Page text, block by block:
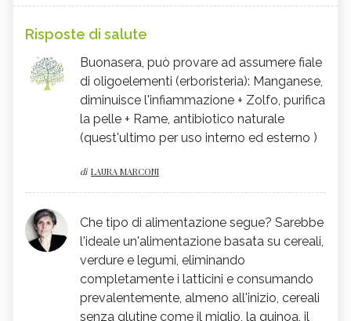
Risposte di salute
Buonasera, può provare ad assumere fiale
di oligoelementi (erboristeria): Manganese,
diminuisce l'infiammazione + Zolfo, purifica
la pelle + Rame, antibiotico naturale
(quest'ultimo per uso interno ed esterno )
di LAURA MARCONI
Che tipo di alimentazione segue? Sarebbe
l'ideale un'alimentazione basata su cereali,
verdure e legumi, eliminando
completamente i latticini e consumando
prevalentemente, almeno all'inizio, cereali
senza glutine come il miglio, la quinoa, il